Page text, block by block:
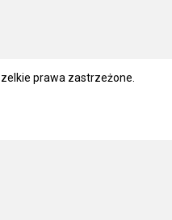
prawa zastrzeżone.